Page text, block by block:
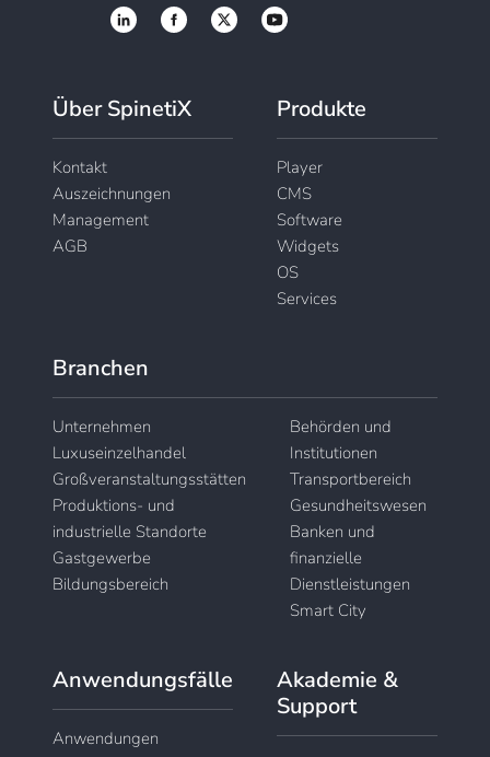
Über SpinetiX
Kontakt
Auszeichnungen
Management
AGB
Produkte
Player
CMS
Software
Widgets
OS
Services
Branchen
Unternehmen
Luxuseinzelhandel
Großveranstaltungsstätten
Produktions- und
industrielle Standorte
Gastgewerbe
Bildungsbereich
Behörden und
Institutionen
Transportbereich
Gesundheitswesen
Banken und
finanzielle
Dienstleistungen
Smart City
Anwendungsfälle
Anwendungen
Akademie &
Support